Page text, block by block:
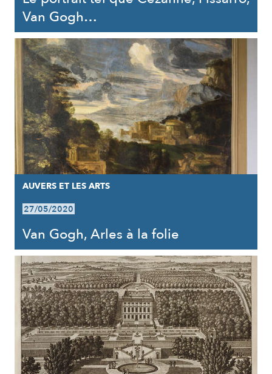
Van Gogh…
AUVERS ET LES ARTS
27/05/2020
Van Gogh, Arles à la folie